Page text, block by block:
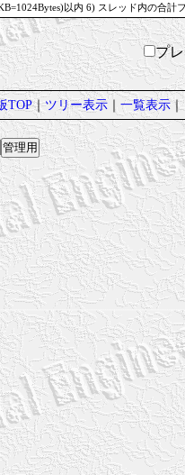
以内 6) スレッド内の合計
プ
TOP｜ツリー表示｜ 一覧表示｜